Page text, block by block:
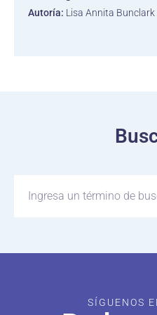
Autoría: Lisa Annita Bunclark
SÍGUENOS